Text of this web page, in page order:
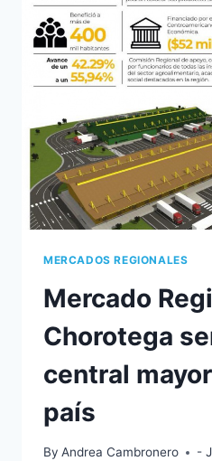
“PUERTAS
ABIERTAS”
MUESTRA
A
LA
COMUNIDAD
EL
AVANCE
DEL
MRCH
MERCADOS REGIONALES
Mercado
Chorotega
central
país
By Andrea Cambronero -